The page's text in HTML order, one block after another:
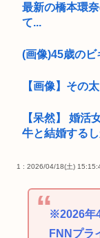
最新の橋本環
て...
(画像)45歳の
【画像】その
【呆然】 婚活
牛と結婚する
1 : 2026/04/18(土)
※2026年
FNNプラ